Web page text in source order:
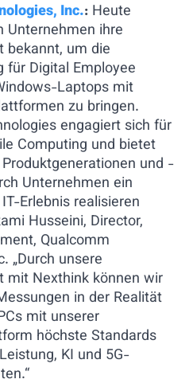
Inc.: Heute
Unternehmen ihre
bekannt, um die
für Digital Employee
Laptops mit
zu bringen.
engagiert sich für
Computing und bietet
und -
Unternehmen ein
Erlebnis realisieren
Husseini, Director,
Qualcomm
„Durch unsere
mit Nexthink können wir
in der Realität
mit unserer
höchste Standards
KI und 5G-